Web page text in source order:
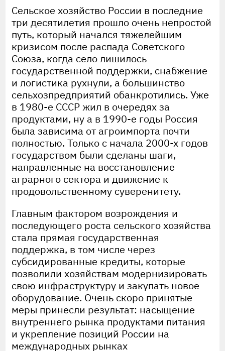
Сельское хозяйство России в последние
три десятилетия прошло очень непростой
путь, который начался тяжелейшим
кризисом после распада Советского
Союза, когда село лишилось
государственной поддержки, снабжение
и логистика рухнули, а большинство
сельхозпредприятий обанкротились. Уже
в 1980-е СССР жил в очередях за
продуктами, ну а в 1990-е годы Россия
была зависима от агроимпорта почти
полностью. Только с начала 2000-х годов
государством были сделаны шаги,
направленные на восстановление
аграрного сектора и движение к
продовольственному суверенитету.
Главным фактором возрождения и
последующего роста сельского хозяйства
стала прямая государственная
поддержка, в том числе через
субсидированные кредиты, которые
позволили хозяйствам модернизировать
свою инфраструктуру и закупать новое
оборудование. Очень скоро принятые
меры принесли результат: насыщение
внутреннего рынка продуктами питания
и укрепление позиций России на
международных рынках